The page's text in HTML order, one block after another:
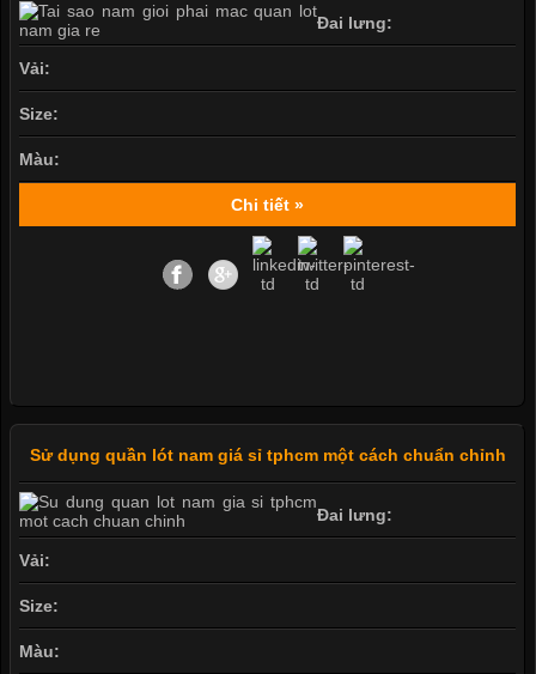
Đai lưng:
Vải:
Size:
Màu:
Chi tiết »
Sử dụng quần lót nam giá sỉ tphcm một cách chuẩn chỉnh
Đai lưng:
Vải:
Size:
Màu: